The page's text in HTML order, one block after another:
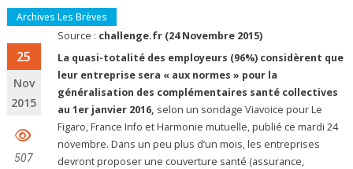
Archives Les Brèves
25
Nov
2015
507
Source : challenge.fr (24 Novembre 2015)
La quasi-totalité des employeurs (96%) considèrent que
leur entreprise sera « aux normes » pour la
généralisation des complémentaires santé collectives
au 1er janvier 2016, selon un sondage Viavoice pour Le
Figaro, France Info et Harmonie mutuelle, publié ce mardi 24
novembre. Dans un peu plus d’un mois, les entreprises
devront proposer une couverture santé (assurance,